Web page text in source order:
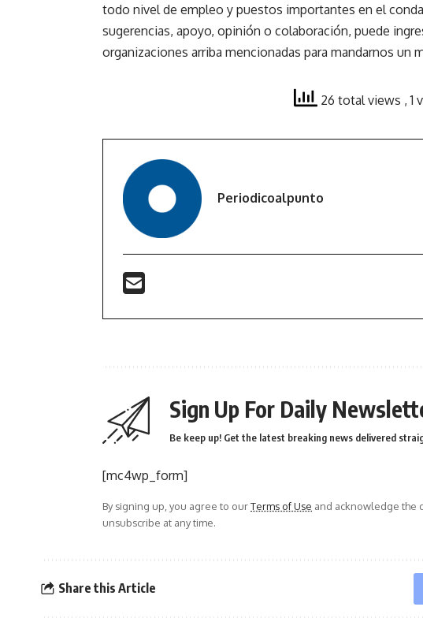
todo nivel de empleo y puestos importantes en el
sugerencias, apoyo, opinión o colaboración, puede
organizaciones arriba mencionadas para mandarnos un
26 total views , 1
Periodicoalpunto
Sign Up For Daily
Be keep up! Get the latest breaking news delivered
[mc4wp_form]
By signing up, you agree to ourTerms of Use and acknowledge the
unsubscribe at any time.
Share this Article